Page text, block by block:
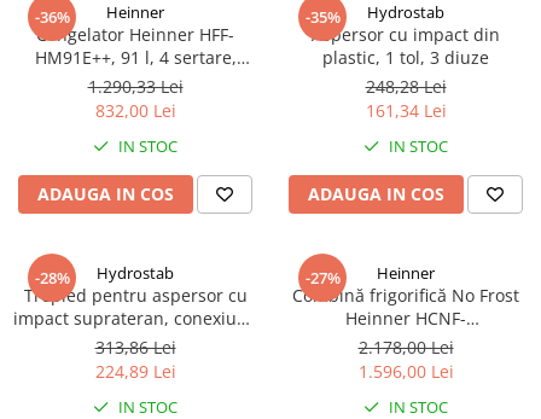
-36% Heinner
Congelator Heinner HFF-
HM91E++, 91 l, 4 sertare,
Clasa E, Control mecanic, H 85
cm, Alb
1.290,33 Lei
832,00 Lei
IN STOC
ADAUGA IN COS
-35% Hydrostab
Aspersor cu impact din
plastic, 1 tol, 3 diuze
248,28 Lei
161,34 Lei
IN STOC
ADAUGA IN COS
-28% Hydrostab
Trepied pentru aspersor cu
impact suprateran, conexiune
cm
313,86 Lei
224,89 Lei
IN STOC
-27% Heinner
Combină frigorifică No Frost
Heinner HCNF-
HM293INVXE++, 293L,
Compresor Inverter, Clasa E,
Uși Reversibile, Aspect Inox
2.178,00 Lei
1.596,00 Lei
IN STOC